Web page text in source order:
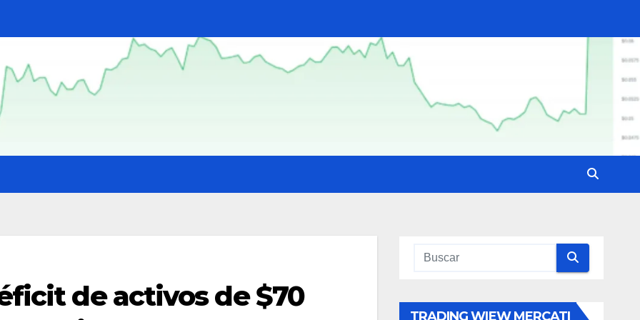
de activos de $70
TRADING WIEW MERCATI